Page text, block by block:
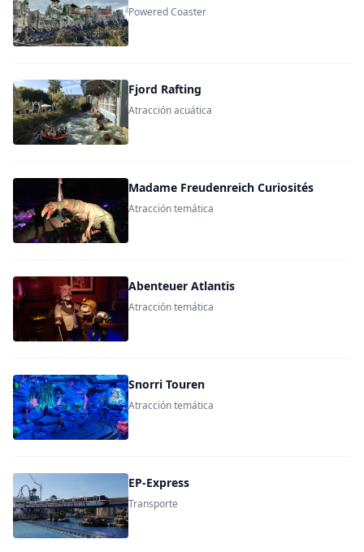
Powered Coaster
Fjord Rafting
Atracción acuática
Madame Freudenreich Curiosités
Atracción temática
Abenteuer Atlantis
Atracción temática
Snorri Touren
Atracción temática
EP-Express
Transporte